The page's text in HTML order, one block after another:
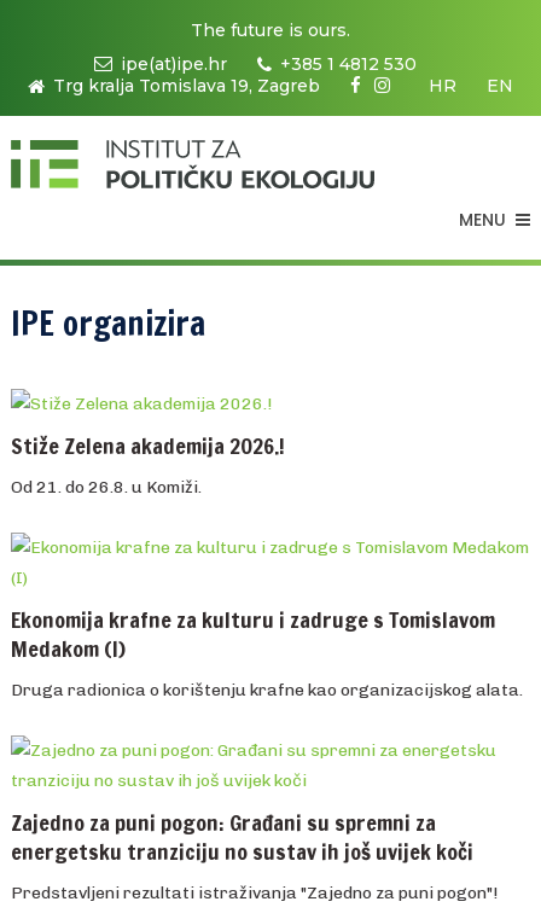
The future is ours.
ipe(at)ipe.hr
+385 1 4812 530
Trg kralja Tomislava 19, Zagreb
HR EN
MENU
IPE organizira
Stiže Zelena akademija 2026.!
Od 21. do 26.8. u Komiži.
Ekonomija krafne za kulturu i zadruge s Tomislavom
Medakom (I)
Druga radionica o korištenju krafne kao organizacijskog alata.
Zajedno za puni pogon: Građani su spremni za
energetsku tranziciju no sustav ih još uvijek koči
Predstavljeni rezultati istraživanja "Zajedno za puni pogon"!